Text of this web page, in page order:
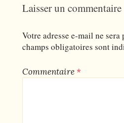
Laisser un commentaire
Votre adresse e-mail ne sera
champs obligatoires sont
Commentaire *